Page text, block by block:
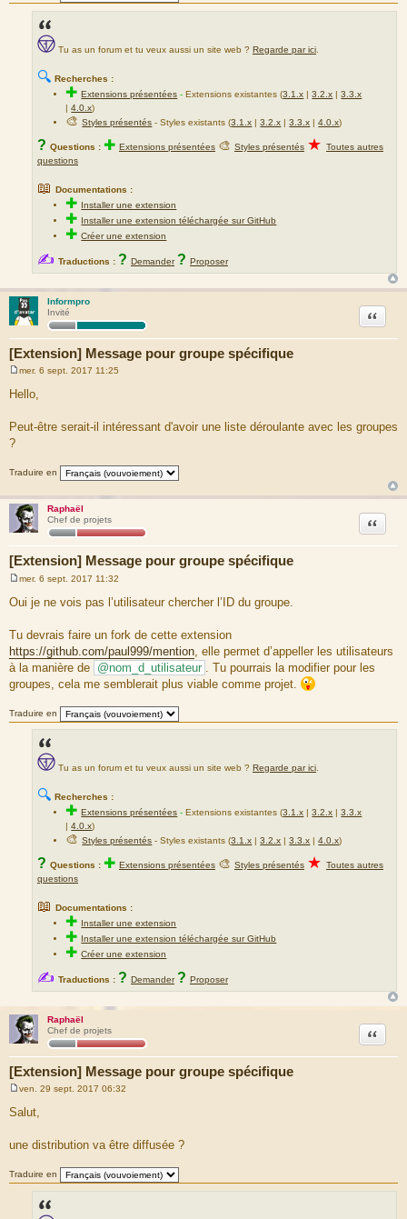
Tu as un forum et tu veux aussi un site web ? Regarde par ici
🔍 Recherches :
✚Extensions présentées -Extensions existantes (3.1.x |3.2.x |3.3.x
|4.0.x)
🎨Styles présentés - Styles existants (3.1.x |3.2.x |3.3.x |4.0.x)
? Questions : ✚ Extensions présentées 🎨 Styles présentés ★ Toutes autres
questions
📖 Documentations :
✚ Installer une extension
✚ Installer une extension téléchargée sur GitHub
✚Créer une extension
✍ Traductions : ? Demander ? Proposer
Informpro
Invité
[Extension] Message pour groupe spécifique
Citation
e
s
g
mer. 6 sept. 2017 11:25
Hello,
Peut-être serait-il intéressant d'avoir une liste déroulante avec les groupes
?
Traduire en
Raphaël
Chef de projets
[Extension] Message pour groupe spécifique
Citation
s
g
e
mer. 6 sept. 2017 11:32
Oui je ne vois pas l’utilisateur chercher l’ID du groupe.
Tu devrais faire un fork de cette extension
https://github.com/paul999/mention , elle permet d’appeller les utilisateurs
à la manière de @nom_d_utilisateur
. Tu pourrais la modifier pour les
groupes, cela me semblerait plus viable comme projet.
Traduire en
Tu as un forum et tu veux aussi un site web ? Regarde par ici
🔍 Recherches :
✚Extensions présentées -Extensions existantes (3.1.x |3.2.x |3.3.x
|4.0.x)
🎨Styles présentés - Styles existants (3.1.x |3.2.x |3.3.x |4.0.x)
? Questions : ✚ Extensions présentées 🎨 Styles présentés ★ Toutes autres
questions
📖 Documentations :
✚ Installer une extension
✚ Installer une extension téléchargée sur GitHub
✚Créer une extension
✍ Traductions : ? Demander ? Proposer
Raphaël
Chef de projets
[Extension] Message pour groupe spécifique
Citation
e
s
a
g
ven. 29 sept. 2017 06:32
Salut,
une distribution va être diffusée ?
Traduire en